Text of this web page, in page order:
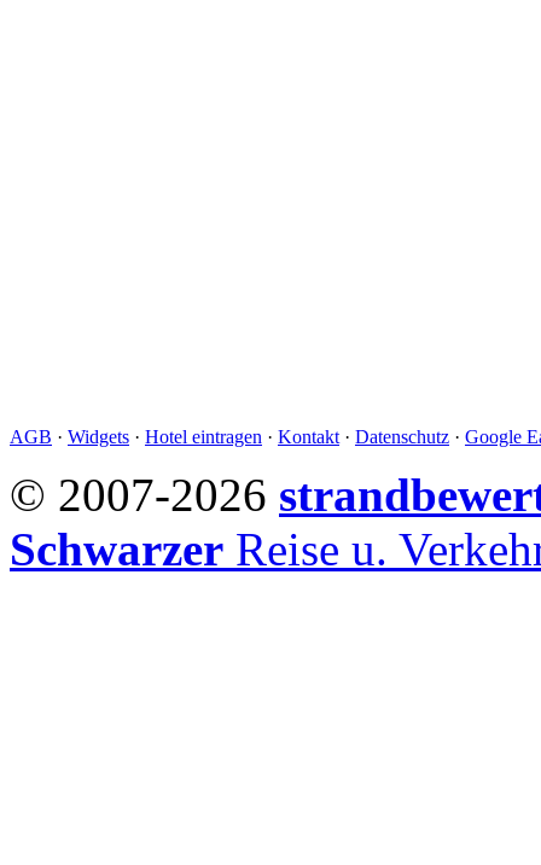
AGB · Widgets · Hotel eintragen · Kontakt · Datenschutz · Google
© 2007-2026
Schwarzer Reise u.